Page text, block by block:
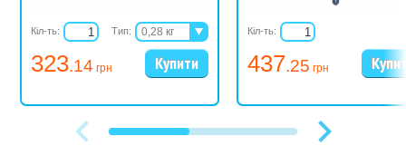
323.14 грн
Кіл-ть: Тип:
0,28 кг
0,42 кг
437.25 грн
Кіл-ть: